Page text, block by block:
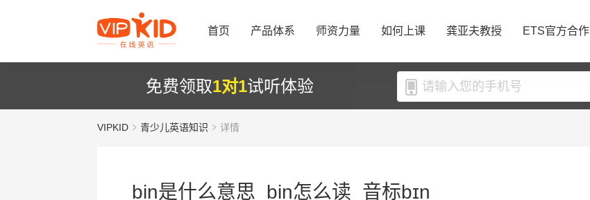
首页 产品体系 师资力量 如何上课 龚亚夫教授 ETS官方合作
免费领取1对1试听体验
VIPKID 青少儿英语知识 详情
bin是什么意思_bin怎么读_音标bɪn